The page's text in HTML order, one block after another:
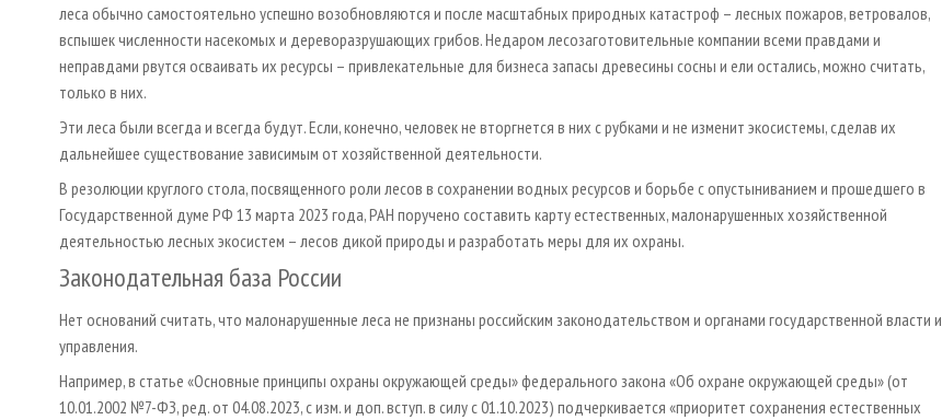
леса обычно самостоятельно успешно возобновляются и после масштабных природных катастроф – лесных пожаров, ветровалов,
вспышек численности насекомых и дереворазрушающих грибов. Недаром лесозаготовительные компании всеми правдами и
неправдами рвутся осваивать их ресурсы – привлекательные для бизнеса запасы древесины сосны и ели остались, можно считать,
только в них.
Эти леса были всегда и всегда будут. Если, конечно, человек не вторгнется в них с рубками и не изменит экосистемы, сделав их
дальнейшее существование зависимым от хозяйственной деятельности.
В резолюции круглого стола, посвященного роли лесов в сохранении водных ресурсов и борьбе с опустыниванием и прошедшего в
Государственной думе РФ 13 марта 2023 года, РАН поручено составить карту естественных, малонарушенных хозяйственной
деятельностью лесных экосистем – лесов дикой природы и разработать меры для их охраны.
Законодательная база России
Нет оснований считать, что малонарушенные леса не признаны российским законодательством и органами государственной власти и
управления.
Например, в статье «Основные принципы охраны окружающей среды» федерального закона «Об охране окружающей среды» (от
10.01.2002 №7-ФЗ, ред. от 04.08.2023, с изм. и доп. вступ. в силу с 01.10.2023) подчеркивается «приоритет сохранения естественных